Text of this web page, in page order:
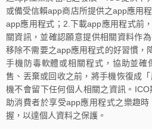
或備受信賴app商店所提供之app應用
app應用程式；2.下載app應用程式前
關資訊，並確認願意提供相關資料作
移除不需要之app應用程式的好習慣，
手機防毒軟體或相關程式，協助並確
售、丟棄或回收之前，將手機恢復成
機不會留下任何個人相關之資訊。
助消費者於享受app應用程式之樂趣
握，以達個人資料之保護。